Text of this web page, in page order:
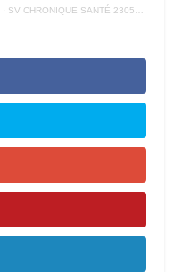
· SV CHRONIQUE SANTÉ 230524 – FRANCOIS BOURQUE PSYCHIATRE –